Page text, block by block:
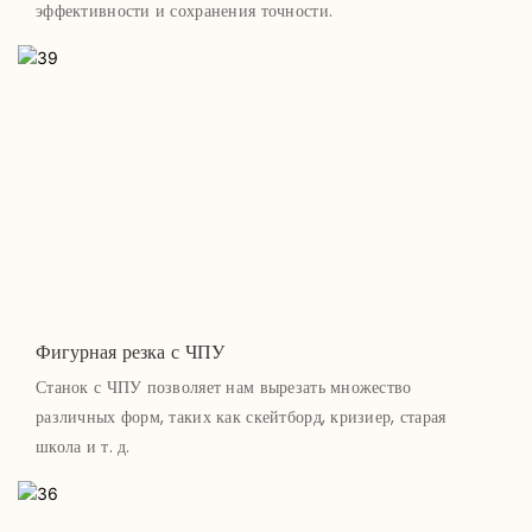
эффективности и сохранения точности.
Фигурная резка с ЧПУ
Станок с ЧПУ позволяет нам вырезать множество
различных форм, таких как скейтборд, кризиер, старая
школа и т. д.